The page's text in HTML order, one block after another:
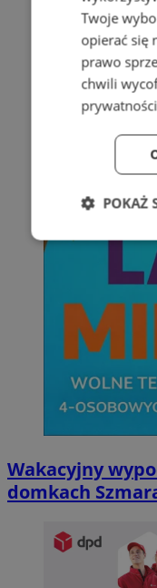
Wakacyjny
domkach
Twoje
opierać się
prawo
chwili
prywatności
POKAŻ
Niezbędne
takich jak
można
Nazwa
SessID